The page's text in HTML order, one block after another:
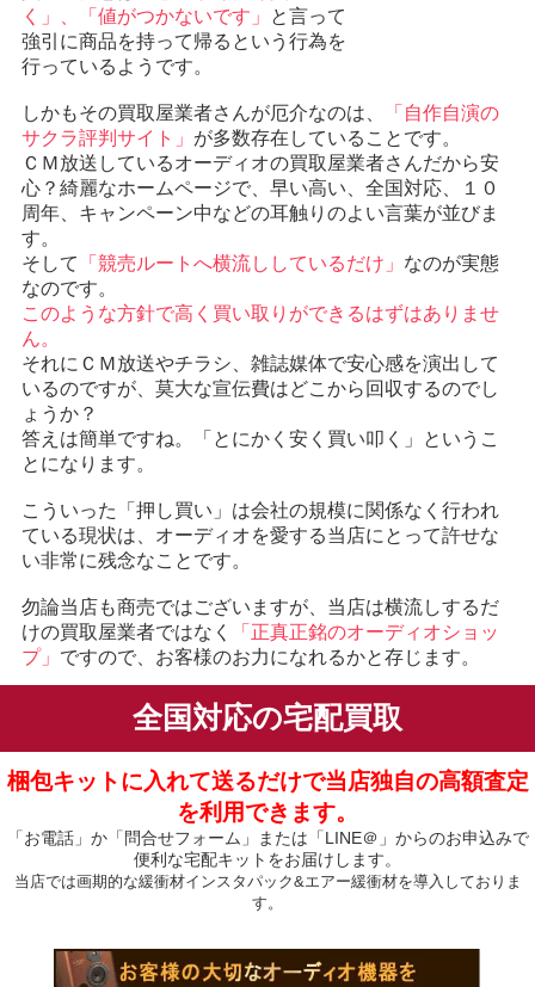
く」、「値がつかないです」
と言って
強引に商品を持って帰るという行為を
行っているようです。
しかもその買取屋業者さんが厄介なのは、
「自作自演の
サクラ評判サイト」 が多数存在していることです。
ＣＭ放送しているオーディオの買取屋業者さんだから安
心？綺麗なホームページで、早い高い、全国対応、１０
周年、キャンペーン中などの耳触りのよい言葉が並びま
す。
そして
「競売ルートへ横流ししているだけ」 なのが実態
なのです。
このような方針で高く買い取りができるはずはありませ
ん。
それにＣＭ放送やチラシ、雑誌媒体で安心感を演出して
いるのですが、莫大な宣伝費はどこから回収するのでし
ょうか？
答えは簡単ですね。「とにかく安く買い叩く」というこ
とになります。
こういった「押し買い」は会社の規模に関係なく行われ
ている現状は、オーディオを愛する当店にとって許せな
い非常に残念なことです。
勿論当店も商売ではございますが、当店は横流しするだ
けの買取屋業者ではなく
「正真正銘のオーディオショッ
プ」 ですので、お客様のお力になれるかと存じます。
全国対応の宅配買取
梱包キットに入れて送るだけで当店独自の高額査定
を利用できます。
「お電話」か「問合せフォーム」または「LINE＠」からのお申込みで
便利な宅配キットをお届けします。
当店では画期的な緩衝材インスタパック&エアー緩衝材を導入しておりま
す。